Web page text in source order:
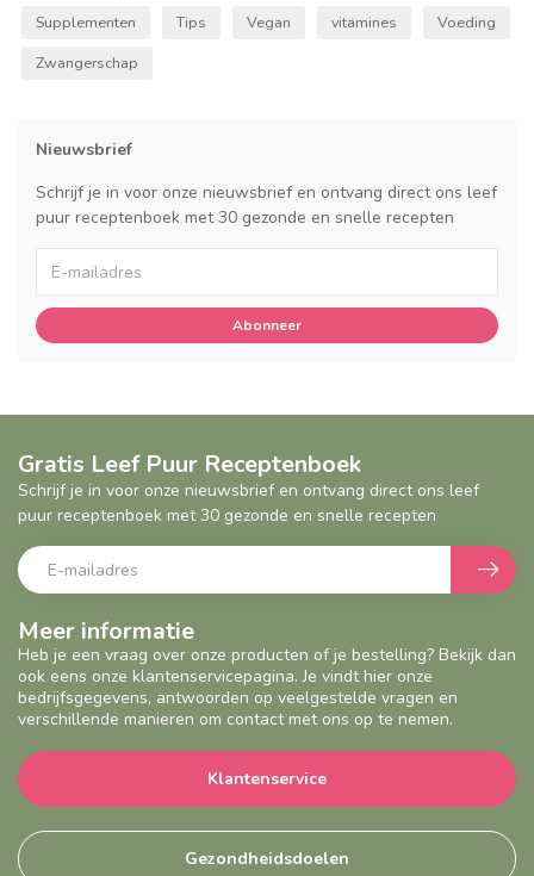
Supplementen
Tips Vegan vitamines
Voeding
Zwangerschap
Nieuwsbrief
Schrijf je in voor onze nieuwsbrief en ontvang direct ons leef
puur receptenboek met 30 gezonde en snelle recepten
Abonneer
Meer informatie
Heb je een vraag over onze producten of je bestelling? Bekijk dan
ook eens onze klantenservicepagina. Je vindt hier onze
bedrijfsgegevens, antwoorden op veelgestelde vragen en
verschillende manieren om contact met ons op te nemen.
Klantenservice
Gezondheidsdoelen
Gratis Leef Puur Receptenboek
Schrijf je in voor onze nieuwsbrief en ontvang direct ons leef
puur receptenboek met 30 gezonde en snelle recepten